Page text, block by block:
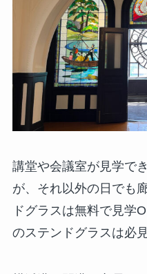
講堂や会議室が見学で
が、それ以外の日でも
ドグラスは無料で見学
のステンドグラスは必見